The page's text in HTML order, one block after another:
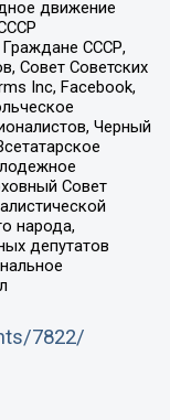
движение
СССР,
Совет Советских
Inc, Facebook,
Черный
Совет
народа,
депутатов
7822/